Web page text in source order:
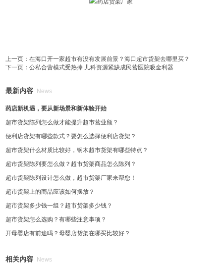
上一页：在海口开一家超市有没有发展前景？海口超市货架去哪里买？
下一页：公私合营模式受热捧 儿科资源紧缺成民营医院吸金利器
最新内容 News
药店新机遇，要从新场景和新体验开始
超市货架陈列怎么做才能提升超市营业额？
便利店货架有哪些款式？要怎么选择便利店货架？
超市货架什么材质比较好，钢木超市货架有哪些特点？
超市货架陈列要怎么做？超市货架商品怎么陈列？
超市货架陈列设计怎么做，超市货架厂家来帮您！
超市货架上的商品应该如何摆放？
超市货架多少钱一组？超市货架多少钱？
超市货架怎么选购？有哪些注意事项？
开母婴店有前途吗？母婴店货架在哪买比较好？
相关内容 News